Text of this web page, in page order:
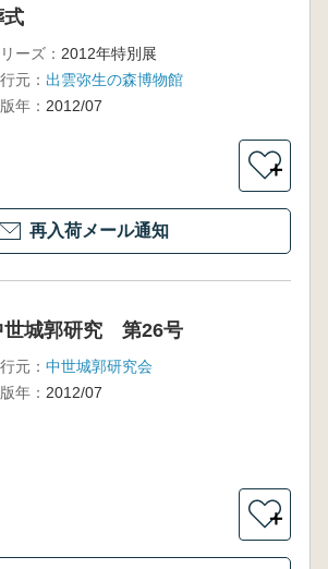
式
ーズ： 2012年特別展
元： 出雲弥生の森博物館
年： 2012/07
＋
再入荷メール通知
世城郭研究 第26号
元： 中世城郭研究会
年： 2012/07
＋